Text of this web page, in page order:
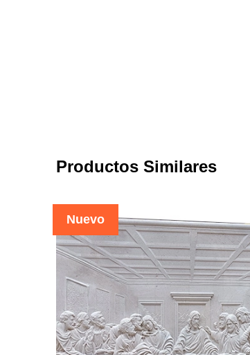
Productos Similares
Nuevo